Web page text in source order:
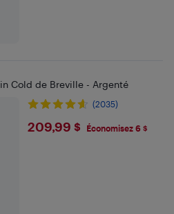
Cold de Breville - Argenté
(2035)
$209.99
209,99 $ Économisez 6 $